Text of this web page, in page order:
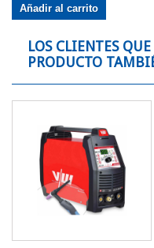
Añadir al carrito
LOS CLIENTES
PRODUCTO